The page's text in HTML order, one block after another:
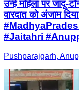
उन्हें महिला पर जादू-
वारदात को अंजाम
#Jaitahri
Pushparajgarh,